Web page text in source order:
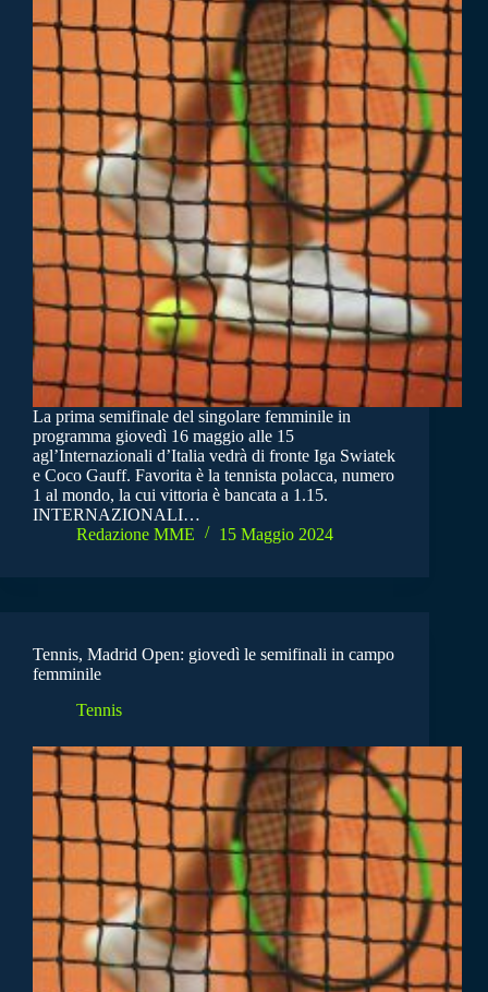
La prima semifinale del singolare femminile in
programma giovedì 16 maggio alle 15
agl’Internazionali d’Italia vedrà di fronte Iga Swiatek
e Coco Gauff. Favorita è la tennista polacca, numero
1 al mondo, la cui vittoria è bancata a 1.15.
INTERNAZIONALI…
Redazione MME
15 Maggio 2024
Tennis, Madrid Open: giovedì le semifinali in campo
femminile
Tennis